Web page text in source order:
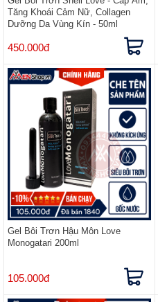
Tăng Khoái Cảm Nữ, Collagen
Dưỡng Da Vùng Kín - 50ml
450.000đ
Gel Bôi Trơn Hậu Môn Love
Monogatari 200ml
105.000đ